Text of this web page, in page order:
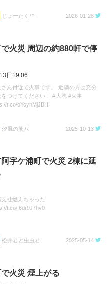
じょーたく™ 2026-01-28
火災 周辺の約880軒で停
日19:06
ん付近で火事です。 近隣の方は充分
をつけてください！ #大洗 #火事
t.co/oYoyhMjJBH
汐風の熊八 2025-10-13
字ケ浦町で火災 2棟に延
支社燃えちゃった
t.co/I6dr9J7hv0
松井君と虫虫君 2025-05-14
火災 煙上がる